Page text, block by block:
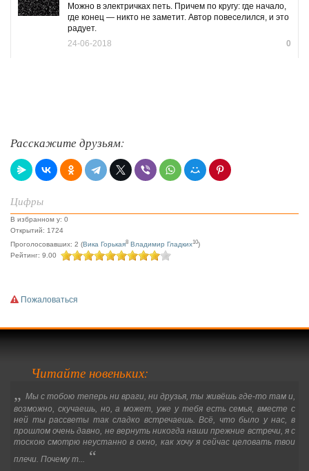
Можно в электричках петь. Причем по кругу: где начало,
где конец — никто не заметит. Автор повеселился, и это
радует.
0
24-06-2018
Расскажите друзьям:
Цифры
В избранном у: 0
Открытий: 1724
Проголосовавших: 2 (Вика Горькая8 Владимир Гладких10)
Рейтинг: 9.00
Пожаловаться
Читайте новеньких:
„Мы с тобою теперь ни враги, ни друзья, ты живёшь где-то там и,
возможно, скучаешь, но, а может, уже у тебя есть семья, вместе с
ней ты рассветы так сладко встречаешь. Всё, что было у нас, в
прошлом очень давно, не вернуть никогда наши прежние встречи, я с
тоскою смотрю неустанно в окно, как хочу я сейчас целовать твои
плечи. Почему т... “